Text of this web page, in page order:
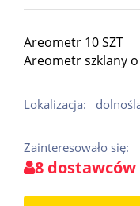
Areometr 10 SZT
Areometr szklany
Lokalizacja:
Zainteresowało się:
8 dostawców